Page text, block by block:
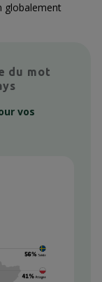
globalement
du mot
vos